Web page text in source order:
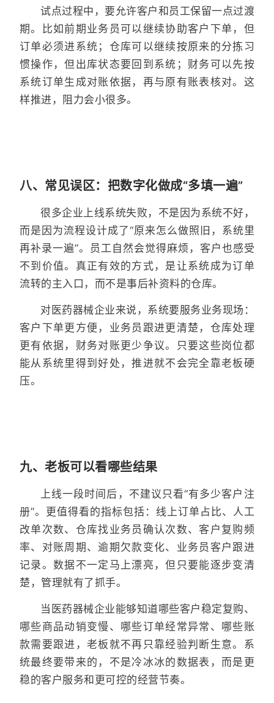
试点过程中，要允许客户和员工保留一点过渡
期。比如前期业务员可以继续协助客户下单，但
订单必须进系统；仓库可以继续按原来的分拣习
惯操作，但出库状态要回到系统；财务可以先按
系统订单生成对账依据，再与原有账表核对。这
样推进，阻力会小很多。
八、常见误区：把数字化做成“多填一遍”
很多企业上线系统失败，不是因为系统不好，
而是因为流程设计成了“原来怎么做照旧，系统里
再补录一遍”。员工自然会觉得麻烦，客户也感受
不到价值。真正有效的方式，是让系统成为订单
流转的主入口，而不是事后补资料的仓库。
对医药器械企业来说，系统要服务业务现场：
客户下单更方便，业务员跟进更清楚，仓库处理
更有依据，财务对账更少争议。只要这些岗位都
能从系统里得到好处，推进就不会完全靠老板硬
压。
九、老板可以看哪些结果
上线一段时间后，不建议只看“有多少客户注
册”。更值得看的指标包括：线上订单占比、人工
改单次数、仓库找业务员确认次数、客户复购频
率、对账周期、逾期欠款变化、业务员客户跟进
记录。数据不一定马上漂亮，但只要能逐步变清
楚，管理就有了抓手。
当医药器械企业能够知道哪些客户稳定复购、
哪些商品动销变慢、哪些订单经常异常、哪些账
款需要跟进，老板就不再只靠经验判断生意。系
统最终要带来的，不是冷冰冰的数据表，而是更
稳的客户服务和更可控的经营节奏。